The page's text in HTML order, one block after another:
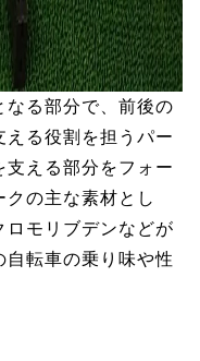
なる部分で、前後の
る役割を担うパー
える部分をフォー
の主な素材とし
ロモリブデンなどが
自転車の乗り味や性